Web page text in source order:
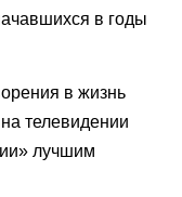
в годы
в жизнь
телевидении
лучшим